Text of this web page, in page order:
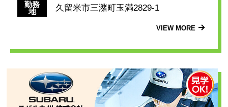
勤務
地
久留米市三潴町玉満2829-1
VIEW MORE